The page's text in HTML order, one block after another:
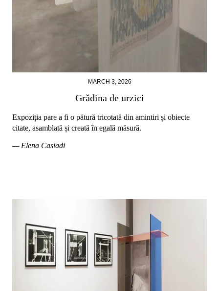
MARCH 3, 2026
Grădina de urzici
Expoziția pare a fi o pătură tricotată din amintiri și obiecte
citate, asamblată și creată în egală măsură.
— Elena Casiadi